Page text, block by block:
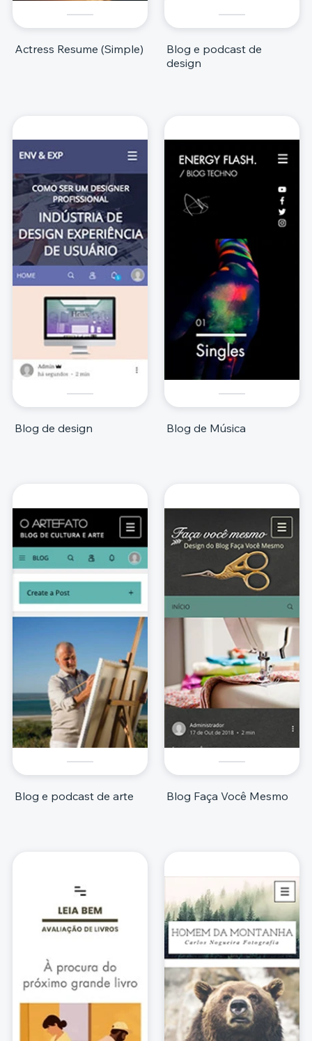
Actress Resume (Simple)
Blog e podcast de
design
Blog de design Blog de Música
Blog e podcast de arte Blog Faça Você Mesmo